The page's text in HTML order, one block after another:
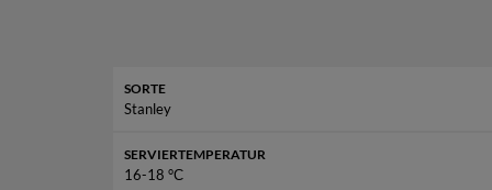
SORTE
Stanley
SERVIERTEMPERATUR
16-18 °С